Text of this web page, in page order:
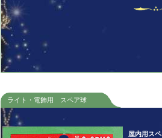
ライト・電飾用 スペア球
屋内用ス